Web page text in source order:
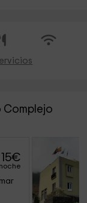
Complejo
15€